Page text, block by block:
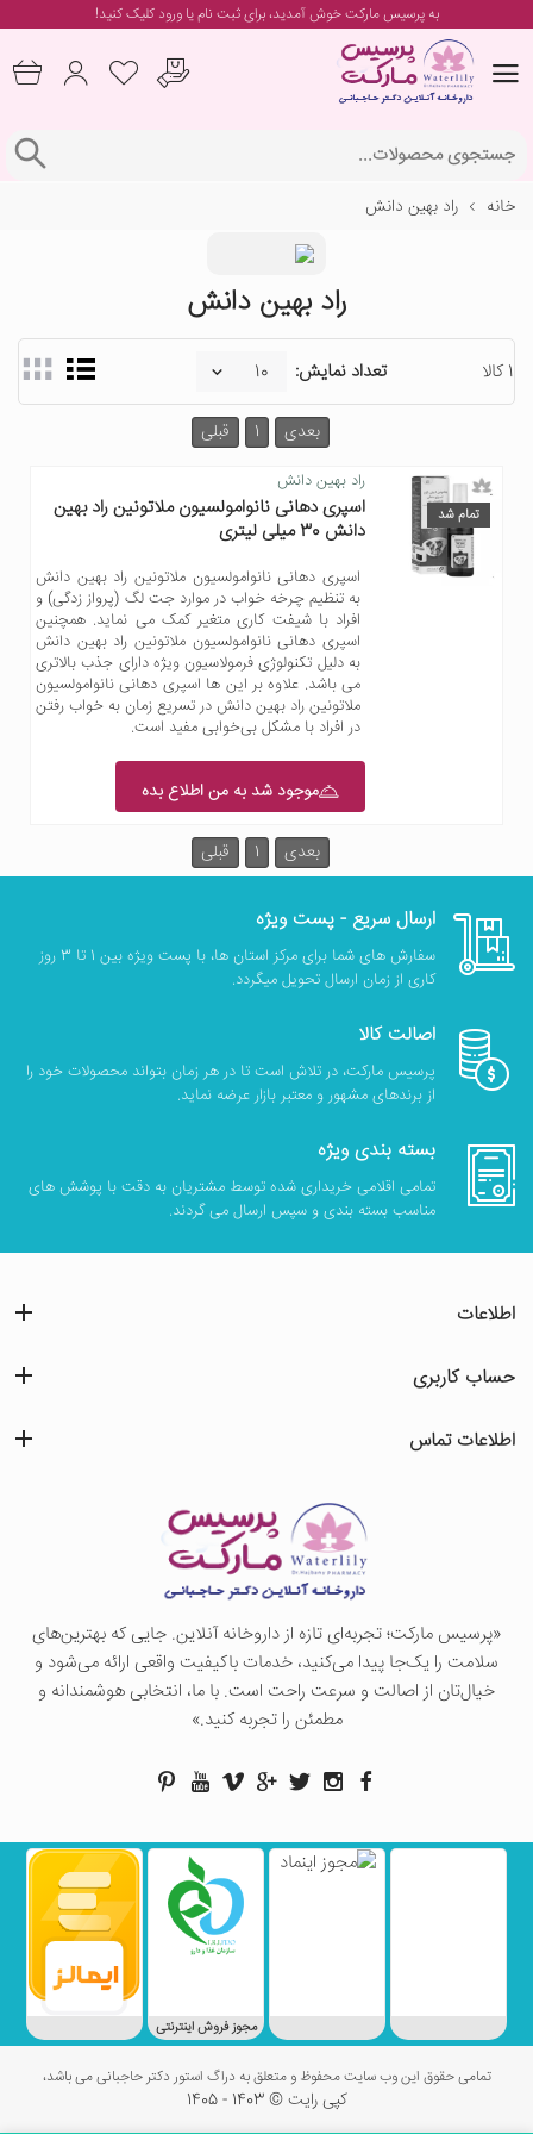
به پرسیس مارکت خوش آمدید، برایثبت نام یا ورودکلیک کنید!
خانه راد بهین دانش
راد بهین دانش
1 کالا تعداد نمایش:
قبلی 1 بعدی
تمام شد
راد بهین دانش
اسپری دهانی نانوامولسیون ملاتونین راد بهین
دانش 30 میلی لیتری
اسپری دهانی نانوامولسیون ملاتونین راد بهین دانش
به تنظیم چرخه خواب در موارد جت لگ (پرواز زدگی) و
افراد با شیفت کاری متغیر کمک می نماید. همچنین
اسپری دهانی نانوامولسیون ملاتونین راد بهین دانش
به دلیل تکنولوژی فرمولاسیون ویژه دارای جذب بالاتری
می باشد. علاوه بر این ها اسپری دهانی نانوامولسیون
ملاتونین راد بهین دانش در تسریع زمان به خواب رفتن
در افراد با مشکل بی‌خوابی مفید است.
موجود شد به من اطلاع بده
قبلی 1 بعدی
ارسال سریع - پست ویژه
سفارش های شما برای مرکز استان ها، با پست ویژه بین 1 تا 3 روز
کاری از زمان ارسال تحویل میگردد.
اصالت کالا
پرسیس مارکت، در تلاش است تا در هر زمان بتواند محصولات خود را
از برندهای مشهور و معتبر بازار عرضه نماید.
بسته بندی ویژه
تمامی اقلامی خریداری شده توسط مشتریان به دقت با پوشش های
مناسب بسته بندی و سپس ارسال می گردند.
«پرسيس ماركت؛ تجربه‌ای تازه از داروخانه آنلاین. جایی که بهترین‌های
سلامت را یک‌جا پیدا می‌کنید، خدمات باکیفیت واقعی ارائه می‌شود و
خیال‌تان از اصالت و سرعت راحت است. با ما، انتخابی هوشمندانه و
مطمئن را تجربه کنید.»
اطلاعات
حساب کاربری
اطلاعات تماس
مجوز فروش اینترنتی
تمامی حقوق این وب سایت محفوظ و متعلق به دراگ استور دکتر حاجبانی می باشد،
کپی رایت © 1403 - 1405